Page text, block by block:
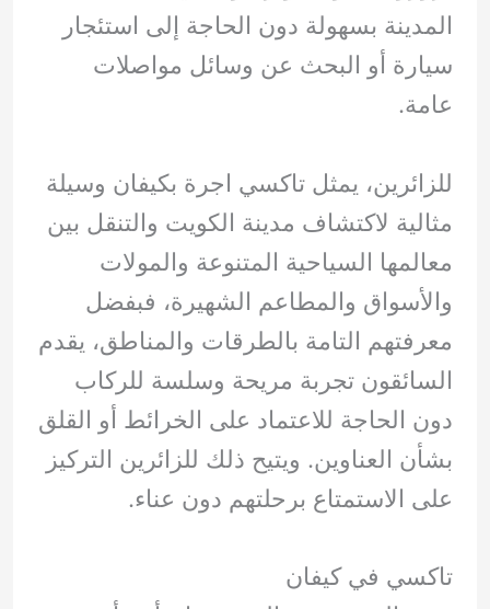
المدينة بسهولة دون الحاجة إلى استئجار
سيارة أو البحث عن وسائل مواصلات
عامة.
للزائرين، يمثل تاكسي اجرة بكيفان وسيلة
مثالية لاكتشاف مدينة الكويت والتنقل بين
معالمها السياحية المتنوعة والمولات
والأسواق والمطاعم الشهيرة، فبفضل
معرفتهم التامة بالطرقات والمناطق، يقدم
السائقون تجربة مريحة وسلسة للركاب
دون الحاجة للاعتماد على الخرائط أو القلق
بشأن العناوين. ويتيح ذلك للزائرين التركيز
على الاستمتاع برحلتهم دون عناء.
تاكسي في كيفان